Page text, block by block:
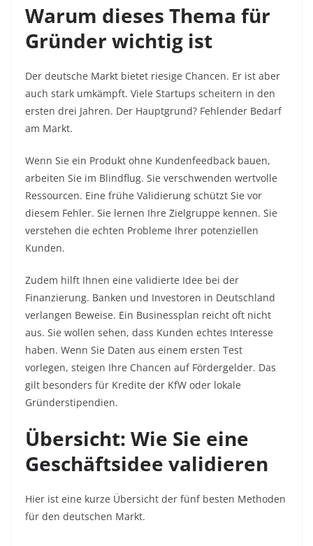
Warum dieses Thema für
Gründer wichtig ist
Der deutsche Markt bietet riesige Chancen. Er ist aber
auch stark umkämpft. Viele Startups scheitern in den
ersten drei Jahren. Der Hauptgrund? Fehlender Bedarf
am Markt.
Wenn Sie ein Produkt ohne Kundenfeedback bauen,
arbeiten Sie im Blindflug. Sie verschwenden wertvolle
Ressourcen. Eine frühe Validierung schützt Sie vor
diesem Fehler. Sie lernen Ihre Zielgruppe kennen. Sie
verstehen die echten Probleme Ihrer potenziellen
Kunden.
Zudem hilft Ihnen eine validierte Idee bei der
Finanzierung. Banken und Investoren in Deutschland
verlangen Beweise. Ein Businessplan reicht oft nicht
aus. Sie wollen sehen, dass Kunden echtes Interesse
haben. Wenn Sie Daten aus einem ersten Test
vorlegen, steigen Ihre Chancen auf Fördergelder. Das
gilt besonders für Kredite der KfW oder lokale
Gründerstipendien.
Übersicht: Wie Sie eine
Geschäftsidee validieren
Hier ist eine kurze Übersicht der fünf besten Methoden
für den deutschen Markt.